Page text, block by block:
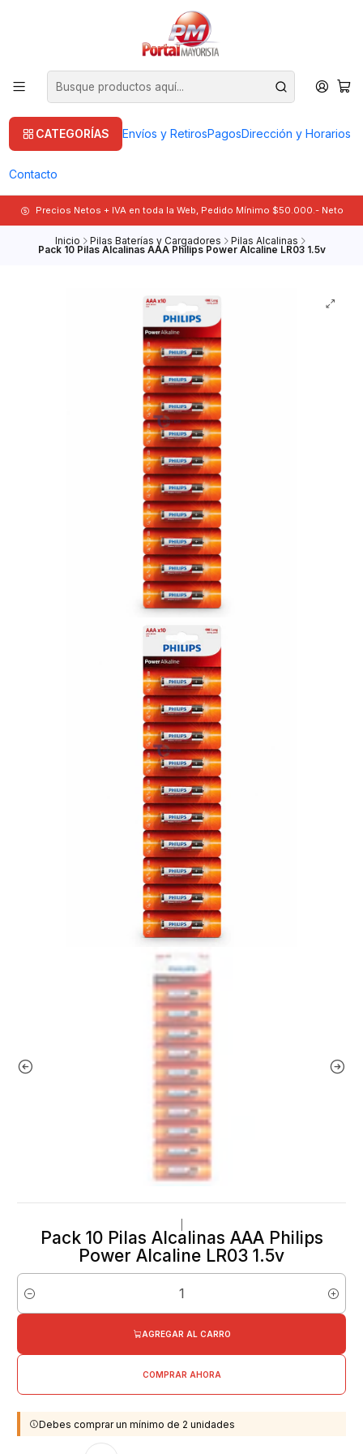
CATEGORÍAS Envíos y RetirosPagosDirección y Horarios
Contacto
Precios Netos + IVA en toda la Web, Pedido Mínimo $50.000.- Neto
Inicio Pilas Baterías y Cargadores Pilas Alcalinas
Pack 10 Pilas Alcalinas AAA Philips Power Alcaline LR03 1.5v
Pack 10 Pilas Alcalinas AAA Philips
Power Alcaline LR03 1.5v
Cantidad
AGREGAR AL CARRO
COMPRAR AHORA
Debes comprar un mínimo de 2 unidades